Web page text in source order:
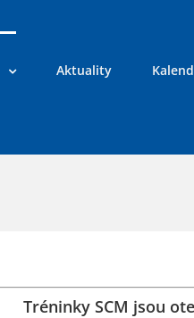
Aktuality
Tréninky SCM jsou